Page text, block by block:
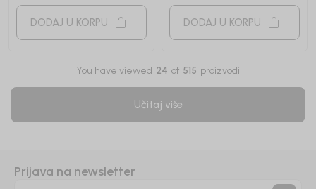
DODAJ U KORPU DODAJ U KORPU
You have viewed 24 of 515 proizvodi
Učitaj više
Prijava na newsletter